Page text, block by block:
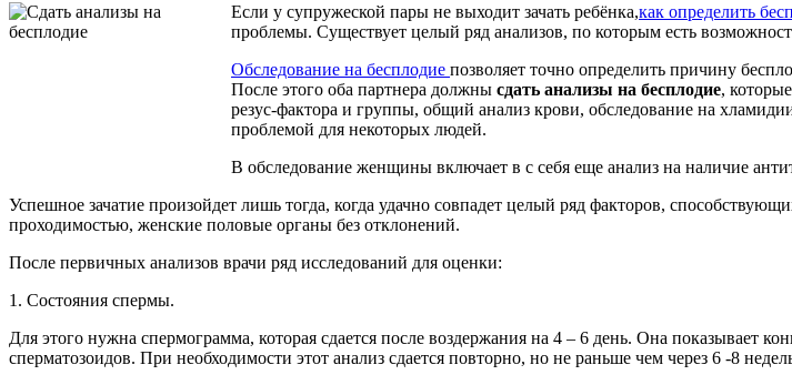
Если у супружеской пары не выходит зачать ребёнка,как определить
проблемы. Существует целый ряд анализов, по которым есть
Обследование на бесплодие позволяет точно определить причину
После этого оба партнера должны сдать анализы на бесплодие,
резус-фактора и группы, общий анализ крови, обследование на
проблемой для некоторых людей.
В обследование женщины включает в с себя еще анализ на наличие
Успешное зачатие произойдет лишь тогда, когда удачно совпадет целый ряд факторов,
проходимостью, женские половые органы без отклонений.
После первичных анализов врачи ряд исследований для оценки:
1. Состояния спермы.
Для этого нужна спермограмма, которая сдается после воздержания на 4 – 6 день. Она показывает
сперматозоидов. При необходимости этот анализ сдается повторно, но не раньше чем через 6 -8